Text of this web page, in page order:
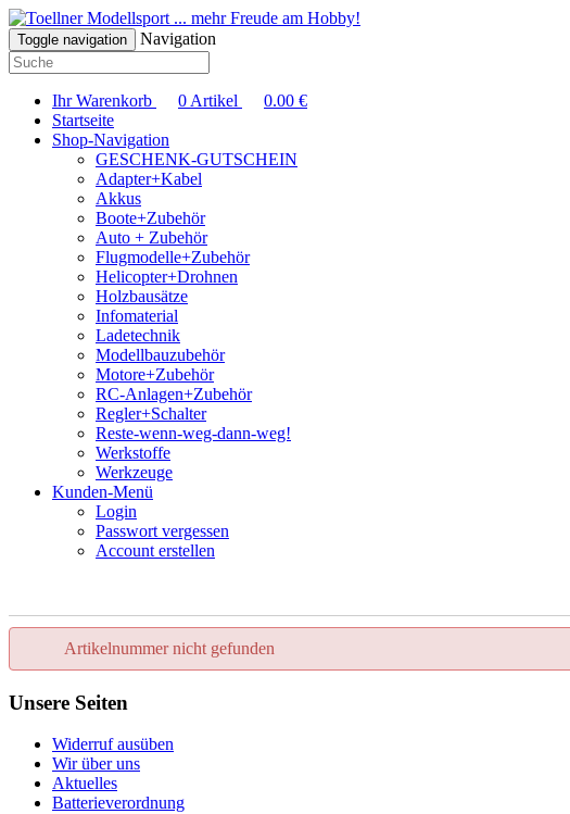
... mehr Freude am Hobby!
Toggle navigation Navigation
Ihr Warenkorb 0 Artikel 0.00 €
Startseite
Shop-Navigation
GESCHENK-GUTSCHEIN
Adapter+Kabel
Akkus
Boote+Zubehör
Auto + Zubehör
Flugmodelle+Zubehör
Helicopter+Drohnen
Holzbausätze
Infomaterial
Ladetechnik
Modellbauzubehör
Motore+Zubehör
RC-Anlagen+Zubehör
Regler+Schalter
Reste-wenn-weg-dann-weg!
Werkstoffe
Werkzeuge
Kunden-Menü
Login
Passwort vergessen
Account erstellen
Artikelnummer nicht gefunden
Unsere Seiten
Widerruf ausüben
Wir über uns
Aktuelles
Batterieverordnung